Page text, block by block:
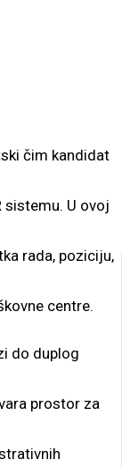
čim kandidat
sistemu. U ovoj
rada, poziciju,
centre.
do duplog
prostor za